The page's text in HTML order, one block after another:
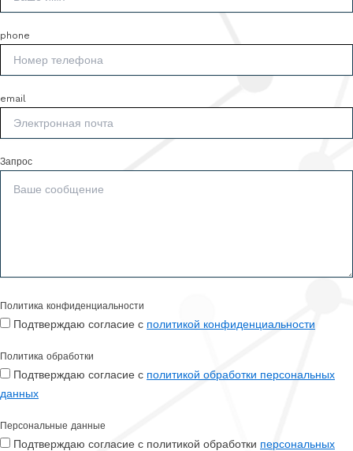
phone
email
Запрос
Политика конфиденциальности
Подтверждаю согласие с политикой конфиденциальности
Политика обработки
Подтверждаю согласие с политикой обработки персональных
данных
Персональные данные
Подтверждаю согласие с политикой обработки персональных